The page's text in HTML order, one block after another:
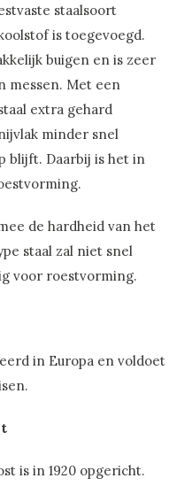
staalsoort
is toegevoegd.
buigen en is zeer
messen. Met een
extra gehard
minder snel
blijft. Daarbij is het in
de hardheid van het
staal zal niet snel
voor roestvorming.
in Europa en voldoet
is in 1920 opgericht.